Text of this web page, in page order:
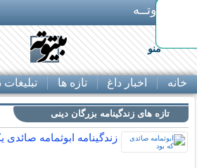
بـیتوتــه
منو
خانه اخبار داغ تازه ها تبلیغات
تازه های زندگینامه بزرگان دینی
زندگینامه ابوثمامه